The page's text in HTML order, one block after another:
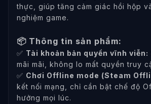
thực, giúp tăng cảm giác hồi hộp
nghiệm game.
📦 Thông tin sản phẩm:
✅ Tài khoản bản quyền vĩnh viễn:
mãi mãi, không lo mất quyền truy
✅ Chơi Offline mode (Steam
kết nối mạng, chỉ cần bật chế độ
hưởng mọi lúc.